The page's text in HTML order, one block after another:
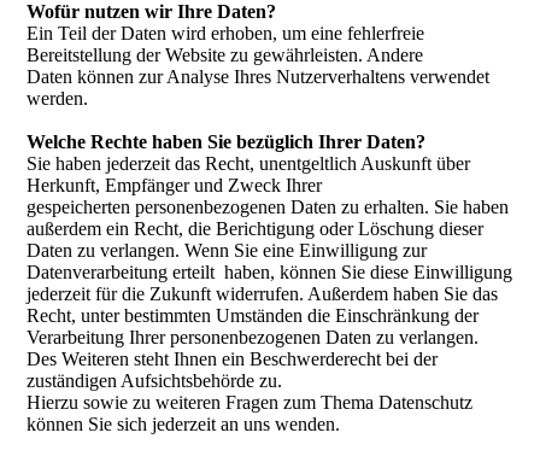
Wofür nutzen wir Ihre Daten?
Ein Teil der Daten wird erhoben, um eine fehlerfreie
Bereitstellung der Website zu gewährleisten. Andere
Daten können zur Analyse Ihres Nutzerverhaltens verwendet
werden.
Welche Rechte haben Sie bezüglich Ihrer Daten?
Sie haben jederzeit das Recht, unentgeltlich Auskunft über
Herkunft, Empfänger und Zweck Ihrer
gespeicherten personenbezogenen Daten zu erhalten. Sie haben
außerdem ein Recht, die Berichtigung oder Löschung dieser
Daten zu verlangen. Wenn Sie eine Einwilligung zur
Datenverarbeitung erteilt haben, können Sie diese Einwilligung
jederzeit für die Zukunft widerrufen. Außerdem haben Sie das
Recht, unter bestimmten Umständen die Einschränkung der
Verarbeitung Ihrer personenbezogenen Daten zu verlangen.
Des Weiteren steht Ihnen ein Beschwerderecht bei der
zuständigen Aufsichtsbehörde zu.
Hierzu sowie zu weiteren Fragen zum Thema Datenschutz
können Sie sich jederzeit an uns wenden.